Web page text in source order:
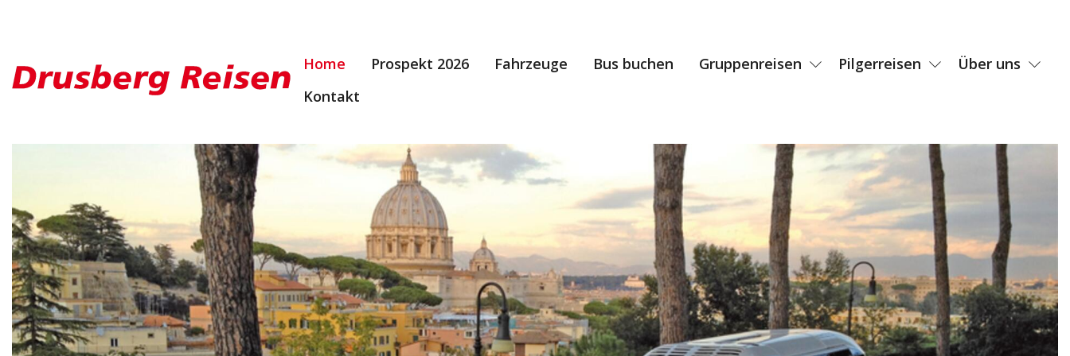
Home Prospekt 2026 Fahrzeuge Bus buchen Gruppenreisen Pilgerreisen
Über uns
Kontakt